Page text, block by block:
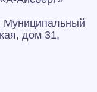
Муниципальный
дом 31,